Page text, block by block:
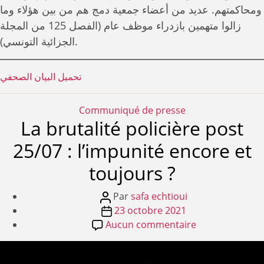
ومحاكمتهم. عديد من أعضاء جمعية دمج هم من بين هؤلاء وما
زالوا متهمين بازدراء موظف عام (الفصل 125 من المجلة
الجزائية التونسي).
تحميل البيان الصحفي
Catégories
Communiqué de presse
La brutalité policière post
25/07 : l’impunité encore et
toujours ?
Auteur
de
l’article
Parsafa echtioui
Date
de
l’article
23 octobre 2021
Aucun commentairesur
La